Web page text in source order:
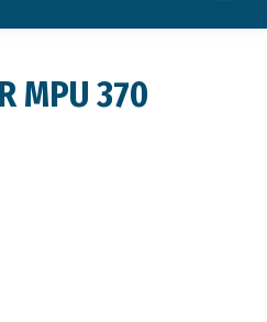
MPU 370